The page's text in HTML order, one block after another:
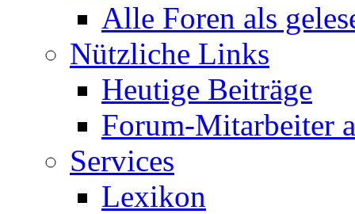
Alle Foren als
Nützliche Links
Heutige Beiträge
Forum-Mitarbeiter
Services
Lexikon